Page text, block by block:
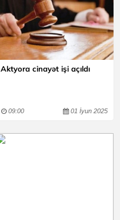
Aktyora cinayət işi açıldı
09:00 01 İyun 2025